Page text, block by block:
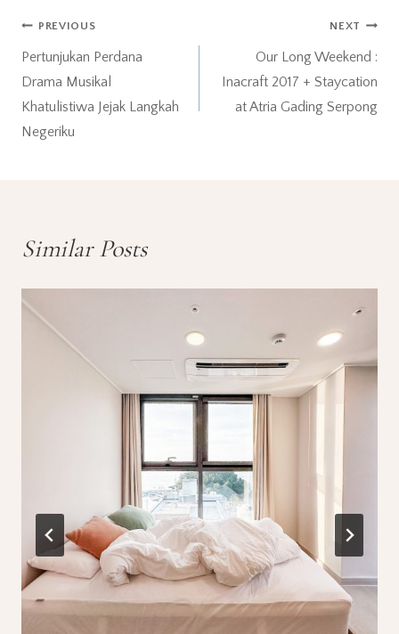
Post
navigation
PREVIOUS
Pertunjukan Perdana
Drama Musikal
Khatulistiwa Jejak Langkah
Negeriku
NEXT
Our Long Weekend :
Inacraft 2017 + Staycation
at Atria Gading Serpong
Similar Posts